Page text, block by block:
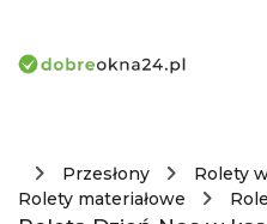
Przesłony
Rolety
Rolety materiałowe